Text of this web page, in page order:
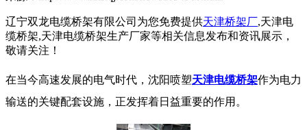
辽宁双龙电缆桥架有限公司为您免费提供天津桥架厂,天津电
缆桥架,天津电缆桥架生产厂家等相关信息发布和资讯展示，
敬请关注！
在当今高速发展的电气时代，沈阳喷塑天津电缆桥架作为电力
输送的关键配套设施，正发挥着日益重要的作用。